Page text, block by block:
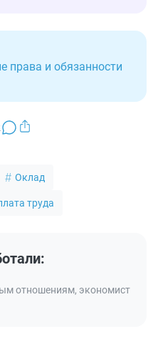
права и обязанности
Оклад
труда
отношениям, экономист